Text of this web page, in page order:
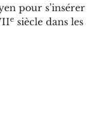
pour s’insérer
e siècle dans les